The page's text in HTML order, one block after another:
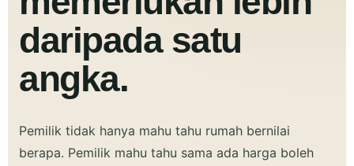
daripada satu
angka.
Pemilik tidak hanya mahu tahu rumah bernilai
berapa. Pemilik mahu tahu sama ada harga boleh